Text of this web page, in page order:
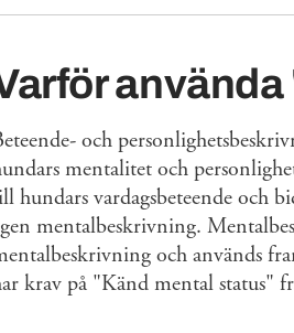
och
mentalitet och
hundars vardagsbeteende och
mentalbeskrivning.
och används
krav på "Känd mental status"